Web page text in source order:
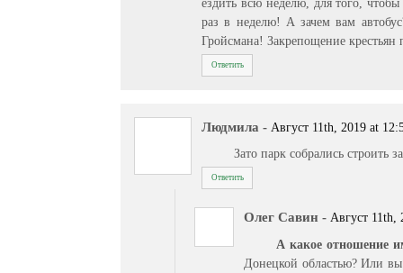
раз в неделю! А зачем вам
Гройсмана! Закрепощение
Ответить
Людмила - Август 11th, 2019 at
Зато парк собрались строить
Ответить
Олег Савин - Август 11th,
А какое отношение
Донецкой областью? Или вы